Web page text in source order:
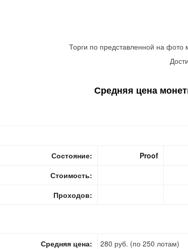
Торги по представленной на фото
Средняя цена
Состояние:
Proof
Стоимость:
Проходов:
Средняя цена:
280 руб. (по 250 лотам)